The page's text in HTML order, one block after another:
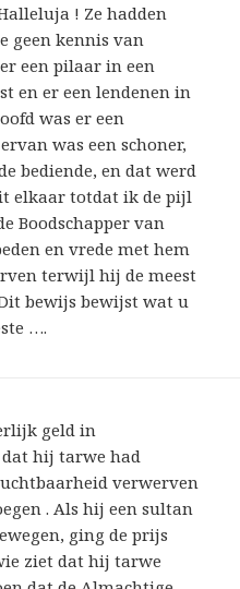
! Ze hadden
geen kennis van
een pilaar in een
en er een lendenen in
was er een
was een schoner,
bediende, en dat werd
elkaar totdat ik de pijl
Boodschapper van
en vrede met hem
terwijl hij de meest
bewijs bewijst wat u
….
geld in
hij tarwe had
verwerven
. Als hij een sultan
ging de prijs
ziet dat hij tarwe